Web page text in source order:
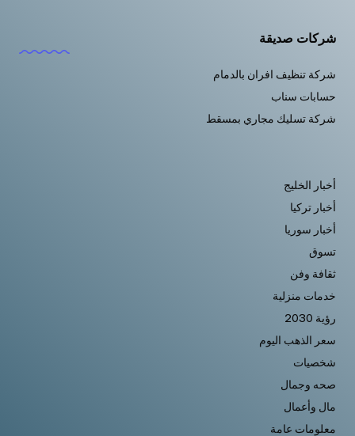
شركات صديقة
شركة تنظيف افران بالدمام
حسابات سناب
شركة تسليك مجاري بمسقط
أخبار الخليج
أخبار تركيا
أخبار سوريا
تسوق
ثقافة وفن
خدمات منزلية
رؤية 2030
سعر الذهب اليوم
شخصيات
صحه وجمال
مال وأعمال
معلومات عامة